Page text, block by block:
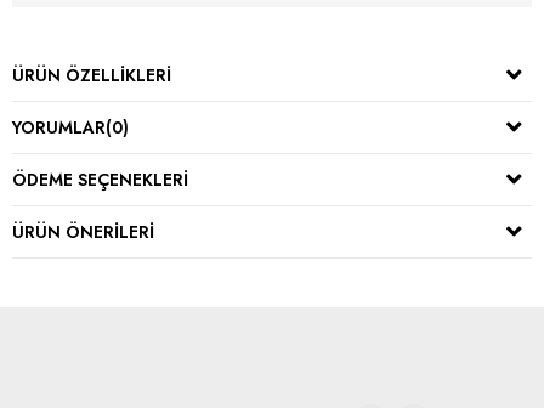
ÜRÜN ÖZELLIKLERI
YORUMLAR(0)
ÖDEME SEÇENEKLERI
ÜRÜN ÖNERILERI